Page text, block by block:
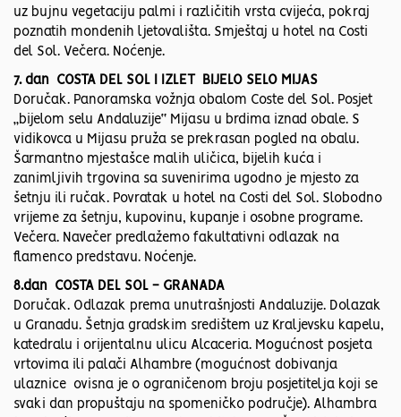
uz bujnu vegetaciju palmi i različitih vrsta cvijeća, pokraj
poznatih mondenih ljetovališta. Smještaj u hotel na Costi
del Sol. Večera. Noćenje.
7. dan COSTA DEL SOL I IZLET BIJELO SELO MIJAS
Doručak. Panoramska vožnja obalom Coste del Sol. Posjet
„bijelom selu Andaluzije“ Mijasu u brdima iznad obale. S
vidikovca u Mijasu pruža se prekrasan pogled na obalu.
Šarmantno mjestašce malih uličica, bijelih kuća i
zanimljivih trgovina sa suvenirima ugodno je mjesto za
šetnju ili ručak. Povratak u hotel na Costi del Sol. Slobodno
vrijeme za šetnju, kupovinu, kupanje i osobne programe.
Večera. Navečer predlažemo fakultativni odlazak na
flamenco predstavu. Noćenje.
8.dan COSTA DEL SOL - GRANADA
Doručak. Odlazak prema unutrašnjosti Andaluzije. Dolazak
u Granadu. Šetnja gradskim središtem uz Kraljevsku kapelu,
katedralu i orijentalnu ulicu Alcaceria. Mogućnost posjeta
vrtovima ili palači Alhambre (mogućnost dobivanja
ulaznice ovisna je o ograničenom broju posjetitelja koji se
svaki dan propuštaju na spomeničko područje). Alhambra